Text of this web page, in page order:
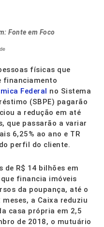
Fonte em Foco
físicas que
financiamento
Federal no Sistema
(SBPE) pagarão
a redução em até
que passarão a variar
6,25% ao ano e TR
perfil do cliente.
de R$ 14 bilhões em
financia imóveis
da poupança, até o
a Caixa reduziu
casa própria em 2,5
de 2018, o mutuário